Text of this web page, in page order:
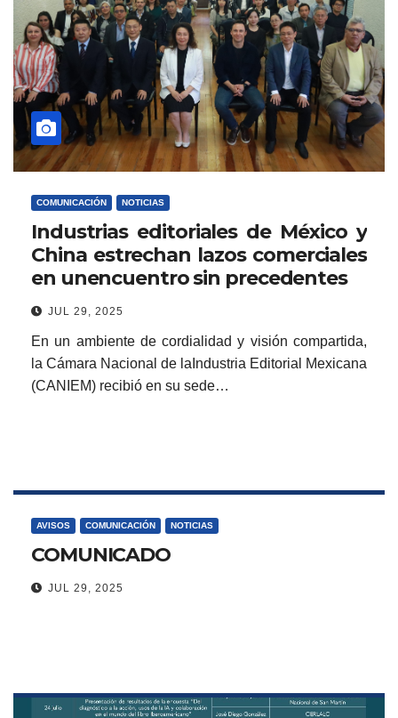
COMUNICACIÓN NOTICIAS
Industrias editoriales de México y
China estrechan lazos comerciales
en unencuentro sin precedentes
JUL 29, 2025
En un ambiente de cordialidad y visión compartida,
la Cámara Nacional de laIndustria Editorial Mexicana
(CANIEM) recibió en su sede…
AVISOS COMUNICACIÓN NOTICIAS
COMUNICADO
JUL 29, 2025